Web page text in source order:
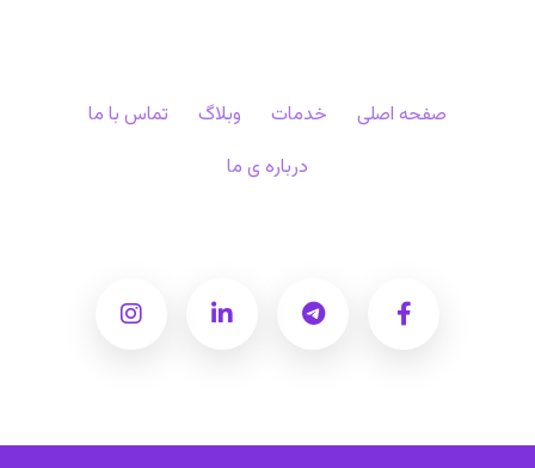
صفحه اصلی خدمات وبلاگ
تماس با ما
درباره ی ما